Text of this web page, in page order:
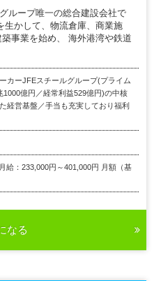
ループ唯一の総合建設会社で
生かして、物流倉庫、商業施
事業を始め、 海外港湾や鉄道
カーJFEスチールグループ(プライム
1000億円／経常利益529億円)の中核
経営基盤／手当も充実しており福利
給：233,000円～401,000円 月額（基
なる